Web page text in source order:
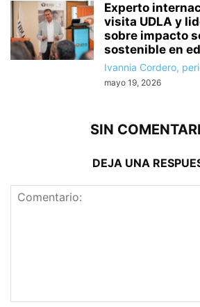
Experto
visita UDLA y
sobre impacto
sostenible en
Ivannia Cordero,
mayo 19, 2026
SIN
DEJA UNA